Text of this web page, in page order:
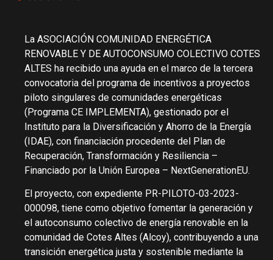
La ASOCIACIÓN COMUNIDAD ENERGÉTICA
RENOVABLE Y DE AUTOCONSUMO COLECTIVO COTES
ALTES ha recibido una ayuda en el marco de la tercera
convocatoria del programa de incentivos a proyectos
piloto singulares de comunidades energéticas
(Programa CE IMPLEMENTA), gestionado por el
Instituto para la Diversificación y Ahorro de la Energía
(IDAE), con financiación procedente del Plan de
Recuperación, Transformación y Resiliencia –
Financiado por la Unión Europea – NextGenerationEU.
El proyecto, con expediente PR-PILOTO-03-2023-
000098, tiene como objetivo fomentar la generación y
el autoconsumo colectivo de energía renovable en la
comunidad de Cotes Altes (Alcoy), contribuyendo a una
transición energética justa y sostenible mediante la